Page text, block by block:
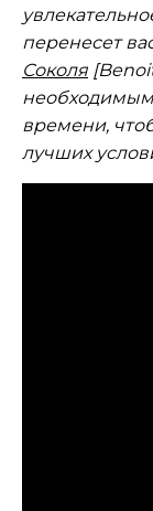
перенесет
Соколя
времени,
лучших